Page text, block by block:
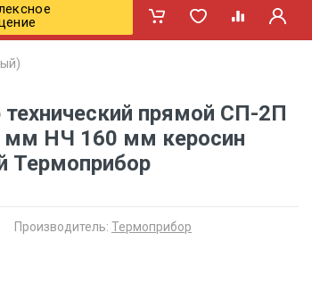
прямой СП-2П
НЧ 160 мм керосин
Термоприбор
Производитель: Термоприбор